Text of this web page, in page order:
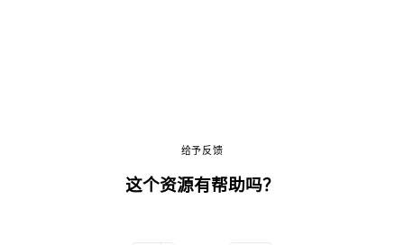
给予反馈
这个资源有帮助吗？